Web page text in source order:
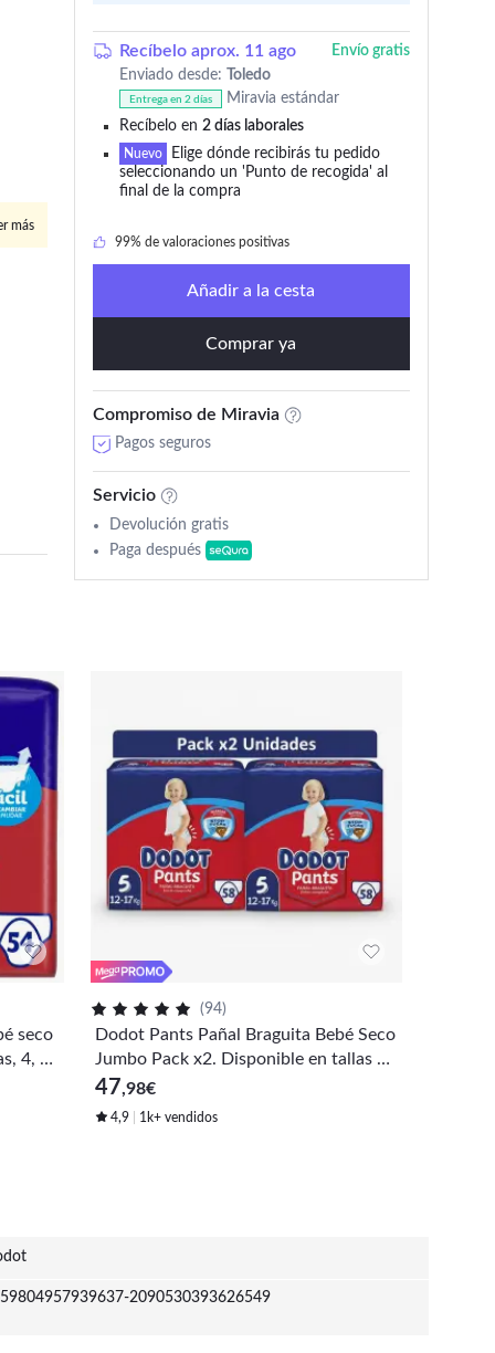
más
Recíbelo aprox. 11 ago
Envío gratis
Enviado desde:
Toledo
Entrega en 2 días
Miravia estándar
Recíbelo en 2 días laborales
Nuevo
Elige dónde recibirás tu pedido
seleccionando un 'Punto de recogida' al
final de la compra
+999 lo añadieron a 'Mi wishlist'
99% de valoraciones positivas
Artículo con envío y devolución gratis
+999 añadido en los últimos 30 días
Añadir a la cesta
Comprar ya
Compromiso de Miravia
Pagos seguros
Servicio
Devolución gratis
Paga después
seco
4, 5
(94)
Dodot Pants Pañal Braguita Bebé Seco
Jumbo Pack x2. Disponible en tallas 4,
5 y 6
47,98€
4,9 1k+ vendidos
2090530393626549